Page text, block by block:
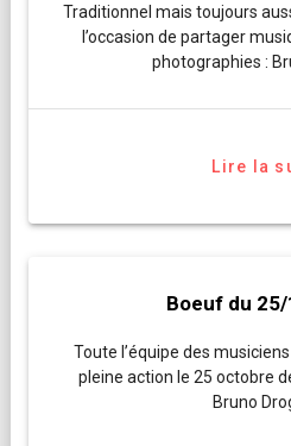
Traditionnel mais toujours
l’occasion de partager
photographies :
Lire la
Boeuf du
Toute l’équipe des
pleine action le 25 octobre
Bruno